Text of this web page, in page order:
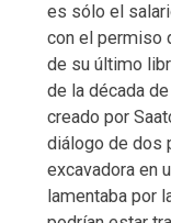
es sólo el
con el permiso
de su último
de la década
creado por
diálogo de dos
excavadora en
lamentaba por